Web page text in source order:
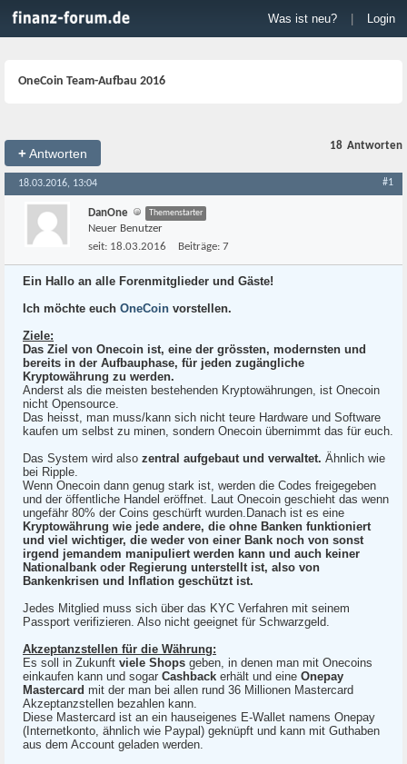
Was ist neu? Login
OneCoin Team-Aufbau 2016
+Antworten
18 Antworten
18.03.2016, 13:04 #1
DanOne Themenstarter
Neuer Benutzer
seit: 18.03.2016 Beiträge: 7
Ein Hallo an alle Forenmitglieder und Gäste!
Ich möchte euch OneCoin vorstellen.
Ziele:
Das Ziel von Onecoin ist, eine der grössten, modernsten und
bereits in der Aufbauphase, für jeden zugängliche
Kryptowährung zu werden.
Anderst als die meisten bestehenden Kryptowährungen, ist Onecoin
nicht Opensource.
Das heisst, man muss/kann sich nicht teure Hardware und Software
kaufen um selbst zu minen, sondern Onecoin übernimmt das für euch.
Das System wird also zentral aufgebaut und verwaltet. Ähnlich wie
bei Ripple.
Wenn Onecoin dann genug stark ist, werden die Codes freigegeben
und der öffentliche Handel eröffnet. Laut Onecoin geschieht das wenn
ungefähr 80% der Coins geschürft wurden.Danach ist es eine
Kryptowährung wie jede andere, die ohne Banken funktioniert
und viel wichtiger, die weder von einer Bank noch von sonst
irgend jemandem manipuliert werden kann und auch keiner
Nationalbank oder Regierung unterstellt ist, also von
Bankenkrisen und Inflation geschützt ist.
Jedes Mitglied muss sich über das KYC Verfahren mit seinem
Passport verifizieren. Also nicht geeignet für Schwarzgeld.
Akzeptanzstellen für die Währung:
Es soll in Zukunft viele Shops geben, in denen man mit Onecoins
einkaufen kann und sogar Cashback erhält und eine Onepay
Mastercard mit der man bei allen rund 36 Millionen Mastercard
Akzeptanzstellen bezahlen kann.
Diese Mastercard ist an ein hauseigenes E-Wallet namens Onepay
(Internetkonto, ähnlich wie Paypal) geknüpft und kann mit Guthaben
aus dem Account geladen werden.